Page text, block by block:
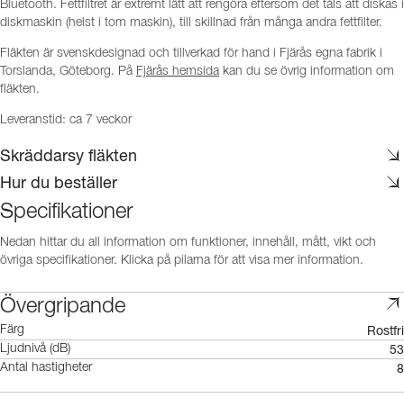
Bluetooth. Fettfiltret är extremt lätt att rengöra eftersom det tåls att diskas i
diskmaskin (helst i tom maskin), till skillnad från många andra fettfilter.
Fläkten är svenskdesignad och tillverkad för hand i Fjärås egna fabrik i
Torslanda, Göteborg. På Fjärås hemsida kan du se övrig information om
fläkten.
Leveranstid: ca 7 veckor
Skräddarsy fläkten
Hur du beställer
Specifikationer
Nedan hittar du all information om funktioner, innehåll, mått, vikt och
övriga specifikationer. Klicka på pilarna för att visa mer information.
Övergripande
Färg Rostfri
Ljudnivå (dB) 53
Antal hastigheter 8